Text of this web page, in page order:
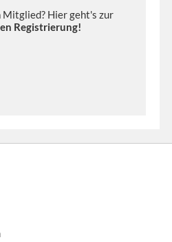
Mitglied? Hier geht's zur
Registrierung!